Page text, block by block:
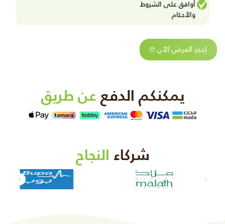
أوافق على الشروط
واﻷحكام
إحجز العرض الآن
يمكنكم الدفععن طريق
شركاء النجاح